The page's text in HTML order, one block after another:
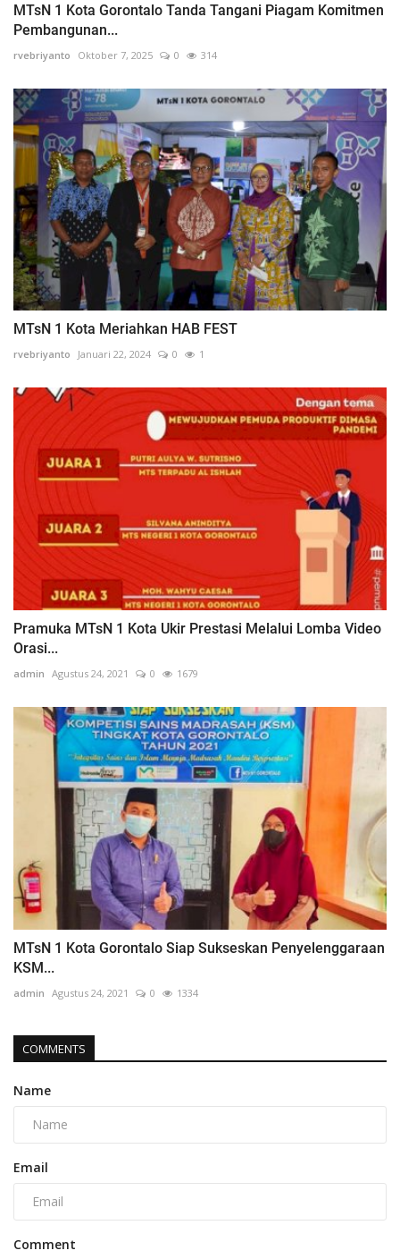
MTsN 1 Kota Gorontalo Tanda Tangani Piagam Komitmen
Pembangunan...
rvebriyanto Oktober 7, 2025 0 314
MTsN 1 Kota Meriahkan HAB FEST
rvebriyanto Januari 22, 2024 0 1
Pramuka MTsN 1 Kota Ukir Prestasi Melalui Lomba Video
Orasi...
admin Agustus 24, 2021 0 1679
MTsN 1 Kota Gorontalo Siap Sukseskan Penyelenggaraan
KSM...
admin Agustus 24, 2021 0 1334
COMMENTS
Name
Email
Comment